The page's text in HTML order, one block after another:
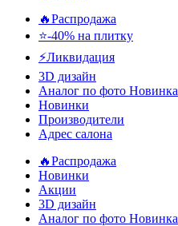
🔥Распродажа
⭐-40% на плитку
⚡️Ликвидация
3D дизайн
Аналог по фото Новинка
Новинки
Производители
Адрес салона
🔥Распродажа
Новинки
Акции
3D дизайн
Аналог по фото Новинка